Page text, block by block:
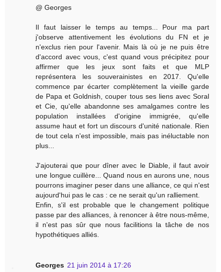
@ Georges
Il faut laisser le temps au temps... Pour ma part
j'observe attentivement les évolutions du FN et je
n'exclus rien pour l'avenir. Mais là où je ne puis être
d'accord avec vous, c'est quand vous précipitez pour
affirmer que les jeux sont faits et que MLP
représentera les souverainistes en 2017. Qu'elle
commence par écarter complètement la vieille garde
de Papa et Goldnish, couper tous ses liens avec Soral
et Cie, qu'elle abandonne ses amalgames contre les
population installées d'origine immigrée, qu'elle
assume haut et fort un discours d'unité nationale. Rien
de tout cela n'est impossible, mais pas inéluctable non
plus...
J'ajouterai que pour dîner avec le Diable, il faut avoir
une longue cuillère... Quand nous en aurons une, nous
pourrons imaginer peser dans une alliance, ce qui n'est
aujourd'hui pas le cas : ce ne serait qu'un ralliement.
Enfin, s'il est probable que le changement politique
passe par des alliances, à renoncer à être nous-même,
il n'est pas sûr que nous facilitions la tâche de nos
hypothétiques alliés.
Georges 21 juin 2014 à 17:26